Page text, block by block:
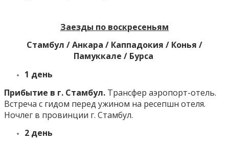
Заезды по воскресеньям
Стамбул / Анкара / Каппадокия / Конья /
Памуккале / Бурса
1 день
Прибытие в г. Стамбул. Трансфер аэропорт-отель.
Встреча с гидом перед ужином на ресепшн отеля.
Ночлег в провинции г. Стамбул.
2 день